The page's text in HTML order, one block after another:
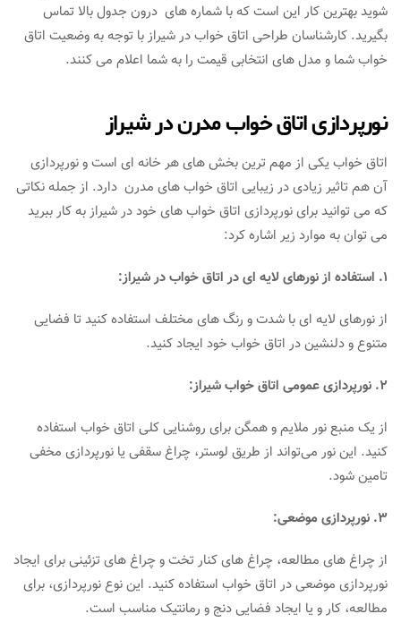
شوید بهترین کار این است که با شماره های درون جدول بالا تماس
بگیرید. کارشناسان طراحی اتاق خواب در شیراز با توجه به وضعیت اتاق
خواب شما و مدل های انتخابی قیمت را به شما اعلام می کنند.
نورپردازی اتاق خواب مدرن در شیراز
اتاق خواب یکی از مهم ترین بخش های هر خانه ای است و نورپردازی
آن هم تاثیر زیادی در زیبایی اتاق خواب های مدرن دارد. از جمله نکاتی
که می توانید برای نورپردازی اتاق خواب های خود در شیراز به کار ببرید
می توان به موارد زیر اشاره کرد:
1. استفاده از نورهای لایه ‌ای در اتاق خواب در شیراز:
از نورهای لایه ‌ای با شدت و رنگ ‌های مختلف استفاده کنید تا فضایی
متنوع و دلنشین در اتاق خواب خود ایجاد کنید.
2. نورپردازی عمومی اتاق خواب شیراز:
از یک منبع نور ملایم و همگن برای روشنایی کلی اتاق خواب استفاده
کنید. این نور می‌تواند از طریق لوستر، چراغ سقفی یا نورپردازی مخفی
تامین شود.
3. نورپردازی موضعی:
از چراغ ‌های مطالعه، چراغ ‌های کنار تخت و چراغ ‌های تزئینی برای ایجاد
نورپردازی موضعی در اتاق خواب استفاده کنید. این نوع نورپردازی، برای
مطالعه، کار و یا ایجاد فضایی دنج و رمانتیک مناسب است.